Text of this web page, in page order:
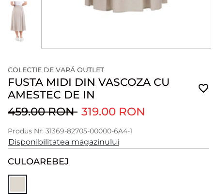
COLECTIE DE VARĂ OUTLET
FUSTA MIDI DIN VASCOZA CU
AMESTEC DE IN
459.00 RON 319.00 RON
Produs Nr: 31369-82705-00000-6A4-1
Disponibilitatea magazinului
CULOAREBEJ